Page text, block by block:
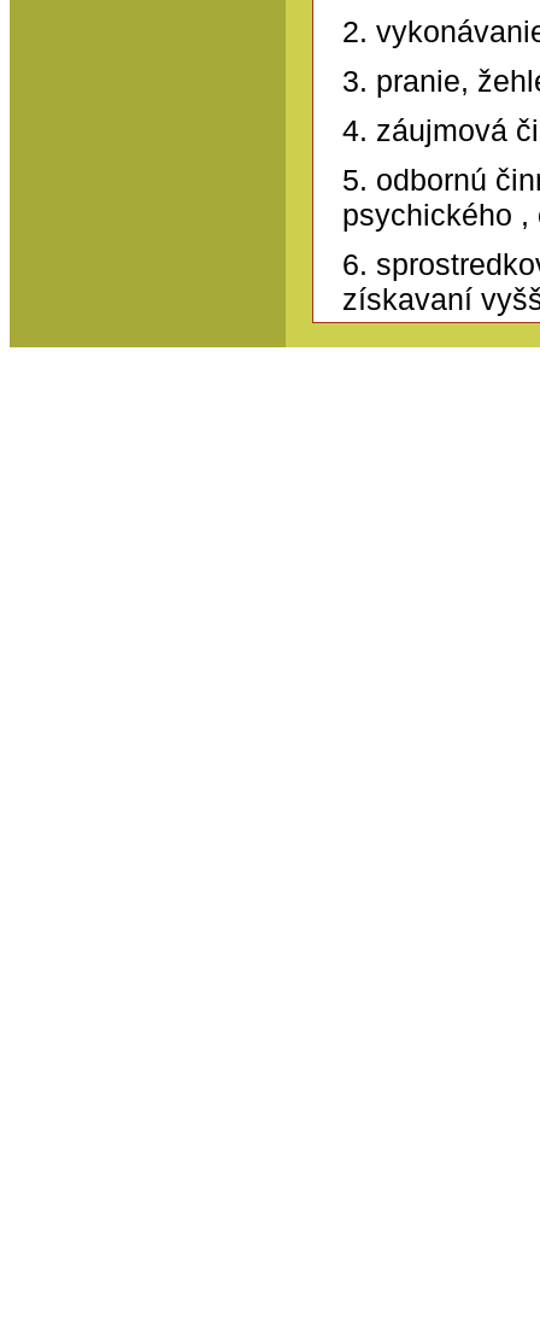
2.
3. pranie,
4. záujmová
5. odbornú
psychického ,
6.
získavaní